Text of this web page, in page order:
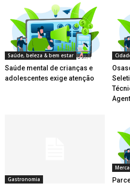
Saúde, beleza & bem estar
Saúde mental de crianças e
adolescentes exige atenção
Gastronomia